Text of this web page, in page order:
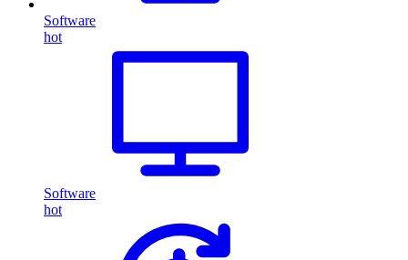
Software
hot
Software
hot